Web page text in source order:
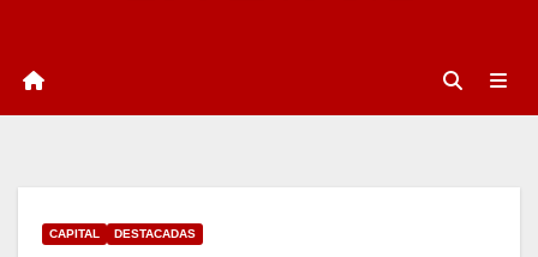
CAPITAL DESTACADAS